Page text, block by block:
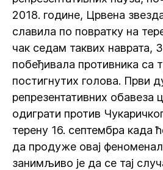
2018. године, Црвена
славила по повратку на
чак седам таквих наврата,
побеђивала противника са
постигнутих голова. Први
репрезентативних обавеза
одиграти против
терену 16. септембра када
да продуже овај
занимљиво је да се тај